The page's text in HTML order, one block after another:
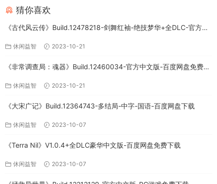
猜你喜欢
《古代风云传》Build.12478218-剑舞红袖-绝技梦华+全DLC-官方中
休闲益智 2023-10-21
《非常调查局：魂器》Build.12460034-官方中文版-百度网盘免费下
休闲益智 2023-10-21
《大宋广记》Build.12364743-多结局-中字-国语-百度网盘下载
休闲益智 2023-10-07
《Terra Nil》V1.0.4+全DLC豪华中文版-百度网盘免费下载
休闲益智 2023-10-07